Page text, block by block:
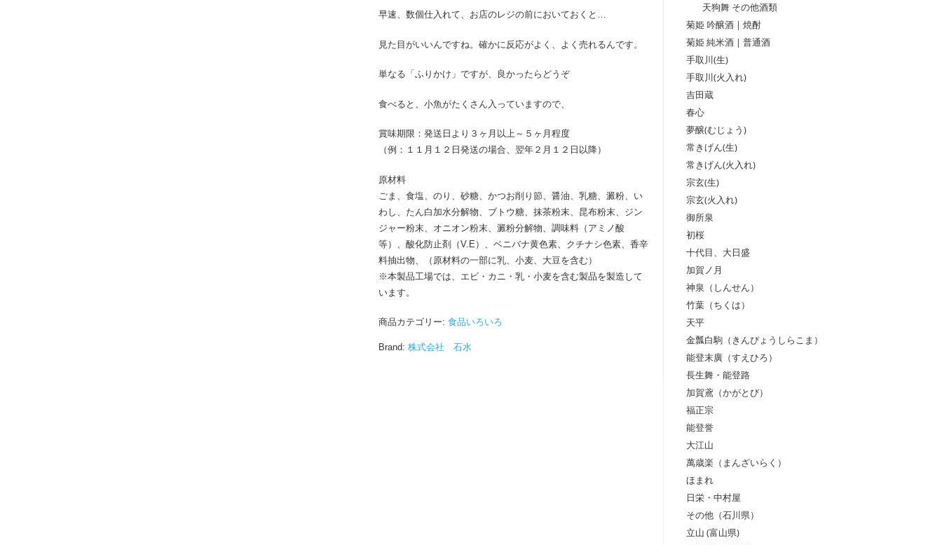
早速、数個仕入れて、お店のレジの前においておくと…
見た目がいいんですね。確かに反応がよく、よく売れるんです。
単なる「ふりかけ」ですが、良かったらどうぞ
食べると、小魚がたくさん入っていますので、
賞味期限：発送日より３ヶ月以上～５ヶ月程度
（例：１１月１２日発送の場合、翌年２月１２日以降）
原材料
ごま、食塩、のり、砂糖、かつお削り節、醤油、乳糖、澱粉、い
わし、たん白加水分解物、ブトウ糖、抹茶粉末、昆布粉末、ジン
ジャー粉末、オニオン粉末、澱粉分解物、調味料（アミノ酸
等）、酸化防止剤（V.E）、ベニバナ黄色素、クチナシ色素、香辛
料抽出物、（原材料の一部に乳、小麦、大豆を含む）
※本製品工場では、エビ・カニ・乳・小麦を含む製品を製造して
います。
商品カテゴリー: 食品いろいろ
Brand: 株式会社 石水
天狗舞 その他酒類
菊姫 吟醸酒 | 焼酎
菊姫 純米酒 | 普通酒
手取川(生)
手取川(火入れ)
吉田蔵
春心
夢醸(むじょう)
常きげん(生)
常きげん(火入れ)
宗玄(生)
宗玄(火入れ)
御所泉
初桜
十代目、大日盛
加賀ノ月
神泉（しんせん）
竹葉（ちくは）
天平
金瓢白駒（きんぴょうしらこま）
能登末廣（すえひろ）
長生舞・能登路
加賀鳶（かがとび）
福正宗
能登誉
大江山
萬歳楽（まんざいらく）
ほまれ
日栄・中村屋
その他（石川県）
立山 (富山県)